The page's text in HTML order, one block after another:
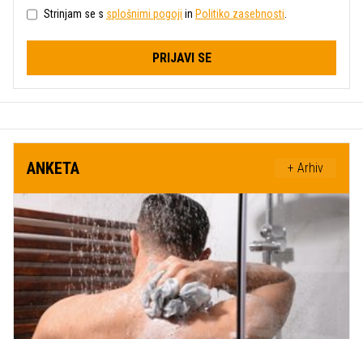
Strinjam se s splošnimi pogoji in Politiko zasebnosti.
PRIJAVI SE
ANKETA + Arhiv